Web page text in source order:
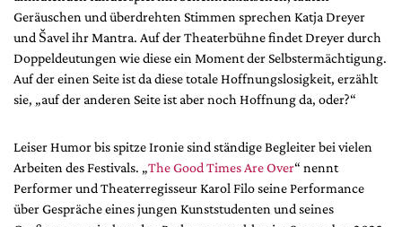
Geräuschen und überdrehten Stimmen sprechen Katja Dreyer
und Šavel ihr Mantra. Auf der Theaterbühne findet Dreyer durch
Doppeldeutungen wie diese ein Moment der Selbstermächtigung.
Auf der einen Seite ist da diese totale Hoffnungslosigkeit, erzählt
sie, „auf der anderen Seite ist aber noch Hoffnung da, oder?“
Leiser Humor bis spitze Ironie sind ständige Begleiter bei vielen
Arbeiten des Festivals. „The Good Times Are Over“ nennt
Performer und Theaterregisseur Karol Filo seine Performance
über Gespräche eines jungen Kunststudenten und seines